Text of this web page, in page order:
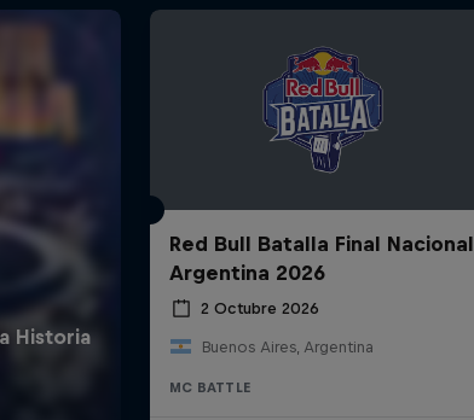
Red Bull Batalla Final Nacional
Argentina 2026
2 Octubre 2026
Buenos Aires, Argentina
MC BATTLE